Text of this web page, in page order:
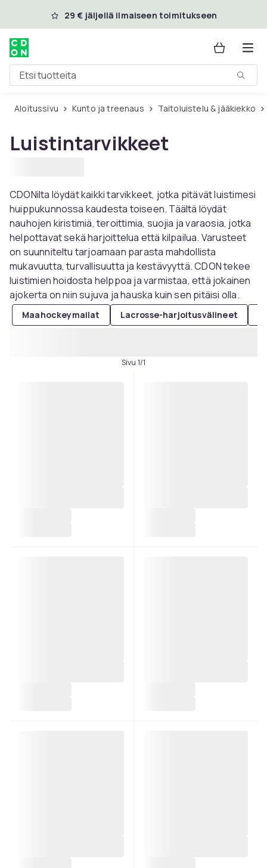
Ohita ja siirry pääsisältöön
29 € jäljellä ilmaiseen toimitukseen
Etsi tuotteita
Aloitussivu Kunto ja treenaus Taitoluistelu & jääkiekko
Luistintarvikkeet
CDONilta löydät kaikki tarvikkeet, jotka pitävät luistimesi
huippukunnossa kaudesta toiseen. Täältä löydät
nauhojen kiristimiä, teroittimia, suojia ja varaosia, jotka
helpottavat sekä harjoittelua että kilpailua. Varusteet
on suunniteltu tarjoamaan parasta mahdollista
mukavuutta, turvallisuutta ja kestävyyttä. CDON tekee
luistimien hoidosta helppoa ja varmistaa, että jokainen
ajokerta on niin sujuva ja hauska kuin sen pitäisi olla.
Maahockeymailat Lacrosse-harjoitusvälineet
Sivu 1/1